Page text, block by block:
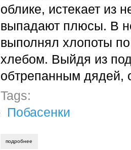
облике, истекает из
выпадают плюсы. В
выполнял хлопоты
хлебом. Выйдя из
обтрепанным дядей,
Tags:
Побасенки
подробнее